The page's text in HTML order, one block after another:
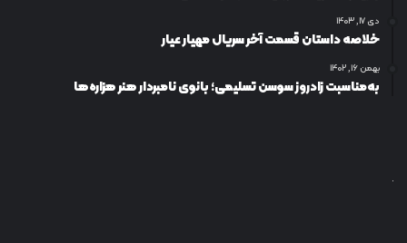
دی ۱۷, ۱۴۰۳
خلاصه داستان قسمت آخر سریال مهیار عیار
بهمن ۱۶, ۱۴۰۲
به‌مناسبت زادروز سوسن تسلیمی؛ بانوی نامبردار هنر هزاره‌ها